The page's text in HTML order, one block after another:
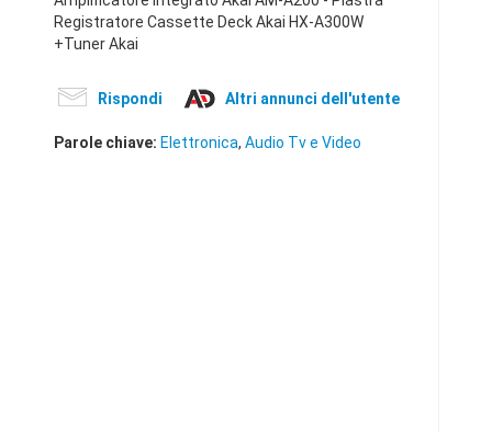
Registratore Cassette Deck Akai HX-A300W
+Tuner Akai
Rispondi Altri annunci dell'utente
Parole chiave: Elettronica, Audio Tv e Video